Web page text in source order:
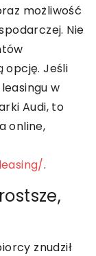
możliwość
Nie
opcję. Jeśli
w
Audi, to
online,
.
znudził